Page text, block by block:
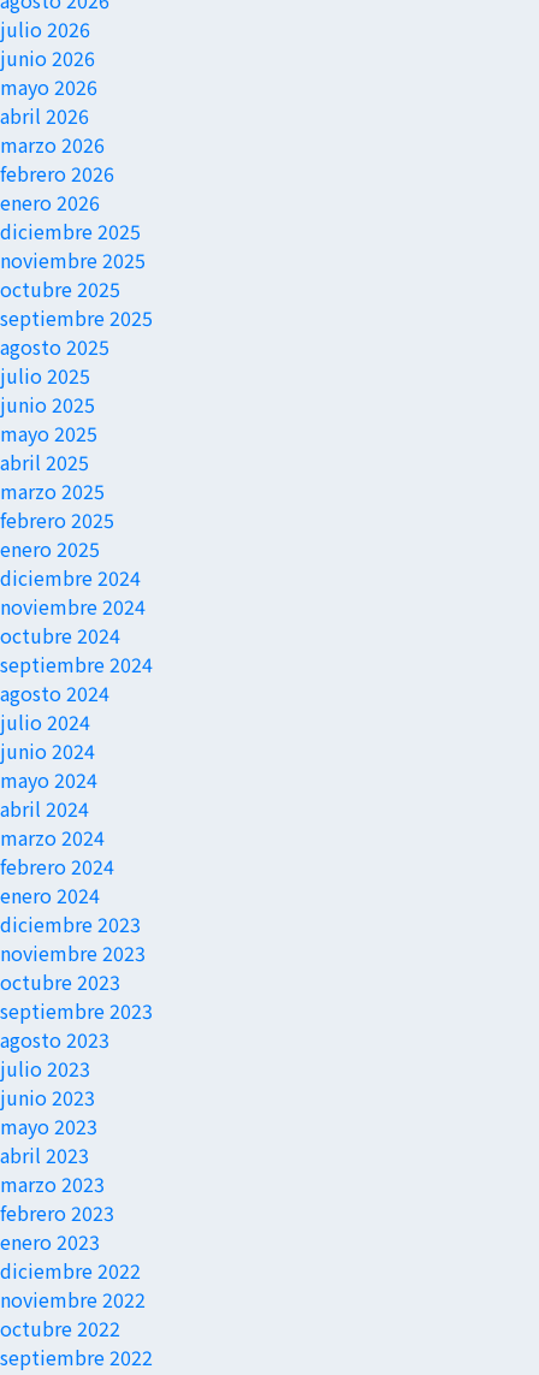
entradas
julio 2026
junio 2026
mayo 2026
abril 2026
marzo 2026
febrero 2026
enero 2026
diciembre 2025
noviembre 2025
octubre 2025
septiembre 2025
agosto 2025
julio 2025
junio 2025
mayo 2025
abril 2025
marzo 2025
febrero 2025
enero 2025
diciembre 2024
noviembre 2024
octubre 2024
septiembre 2024
agosto 2024
julio 2024
junio 2024
mayo 2024
abril 2024
marzo 2024
febrero 2024
enero 2024
diciembre 2023
noviembre 2023
octubre 2023
septiembre 2023
agosto 2023
julio 2023
junio 2023
mayo 2023
abril 2023
marzo 2023
febrero 2023
enero 2023
diciembre 2022
noviembre 2022
octubre 2022
septiembre 2022